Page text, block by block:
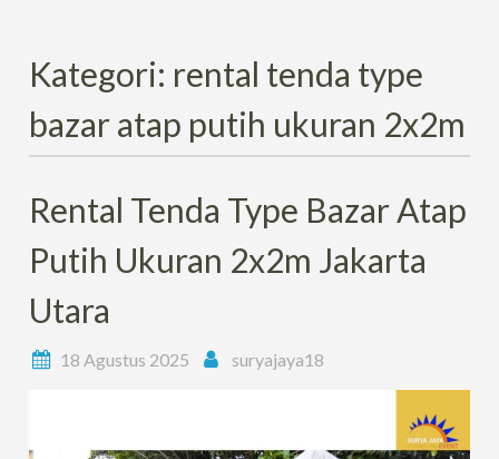
Kategori: rental tenda type
bazar atap putih ukuran 2x2m
Rental Tenda Type Bazar Atap
Putih Ukuran 2x2m Jakarta
Utara
18 Agustus 2025 suryajaya18